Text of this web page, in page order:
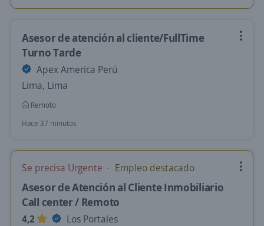
Asesor de atención al cliente/FullTime
Turno Tarde
Apex America Perú
Lima, Lima
Remoto
Hace 37 minutos
Se precisa Urgente Empleo destacado
Asesor de Atención al Cliente Inmobiliario
Call center / Remoto
4,2
Los Portales